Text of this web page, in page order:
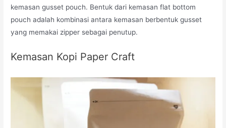
kemasan gusset pouch. Bentuk dari kemasan flat bottom
pouch adalah kombinasi antara kemasan berbentuk gusset
yang memakai zipper sebagai penutup.
Kemasan Kopi Paper Craft